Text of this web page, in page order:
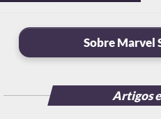
Sobre Marvel
Artigos